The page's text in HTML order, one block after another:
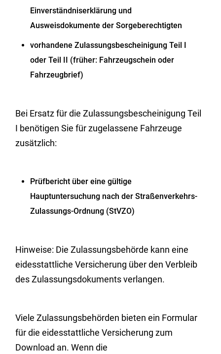
Einverständniserklärung und
Ausweisdokumente der Sorgeberechtigten
vorhandene Zulassungsbescheinigung Teil I
oder Teil II (früher: Fahrzeugschein oder
Fahrzeugbrief)
Bei Ersatz für die Zulassungsbescheinigung Teil
I benötigen Sie für zugelassene Fahrzeuge
zusätzlich:
Prüfbericht über eine gültige
Hauptuntersuchung nach der Straßenverkehrs-
Zulassungs-Ordnung (StVZO)
Hinweise: Die Zulassungsbehörde kann eine
eidesstattliche Versicherung über den Verbleib
des Zulassungsdokuments verlangen.
Viele Zulassungsbehörden bieten ein Formular
für die eidesstattliche Versicherung zum
Download an. Wenn die